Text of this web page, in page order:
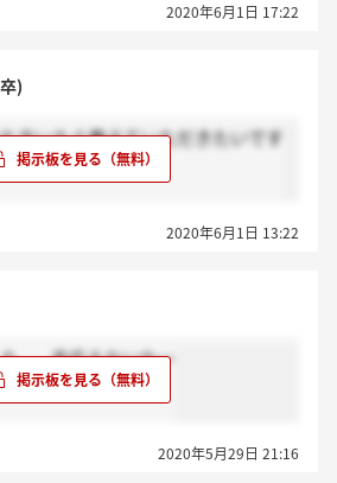
2020年6月1日 17:22
)
方いたら教えていただきたいです
2020年6月1日 13:22
...。手応えないなー
2020年5月29日 21:16